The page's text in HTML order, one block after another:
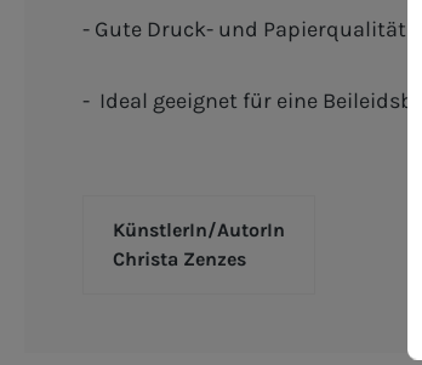
- Gute Druck- und
- Ideal geeignet für eine
KünstlerIn/AutorIn
Christa Zenzes